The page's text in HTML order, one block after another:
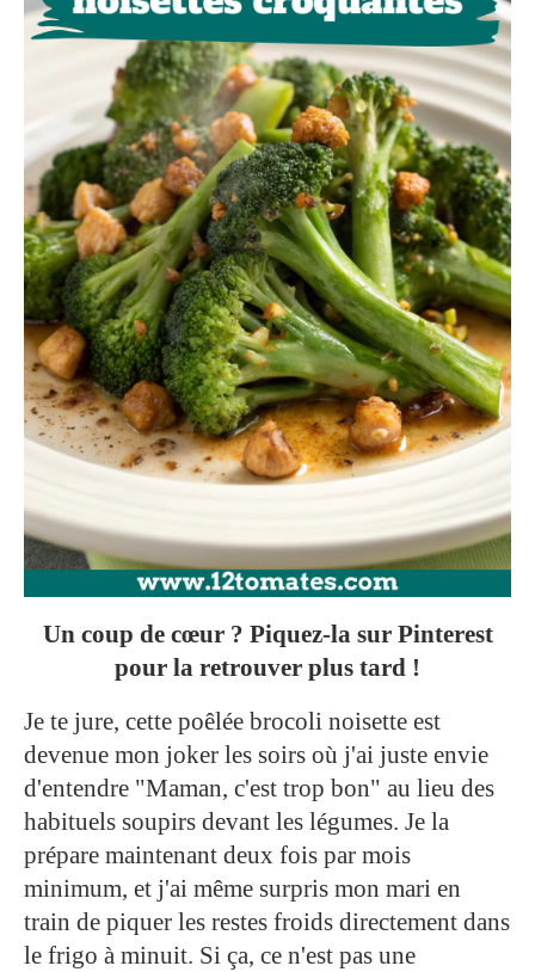
Un coup de cœur ? Piquez-la sur Pinterest
pour la retrouver plus tard !
Je te jure, cette poêlée brocoli noisette est
devenue mon joker les soirs où j'ai juste envie
d'entendre "Maman, c'est trop bon" au lieu des
habituels soupirs devant les légumes. Je la
prépare maintenant deux fois par mois
minimum, et j'ai même surpris mon mari en
train de piquer les restes froids directement dans
le frigo à minuit. Si ça, ce n'est pas une